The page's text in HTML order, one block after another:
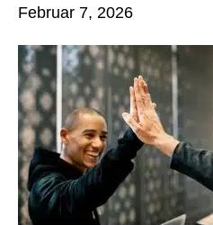
Februar 7, 2026